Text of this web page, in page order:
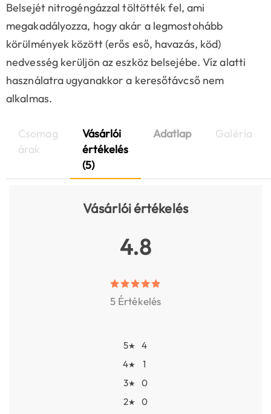
Belsejét nitrogéngázzal töltötték fel, ami
megakadályozza, hogy akár a legmostohább
körülmények között (erős eső, havazás, köd)
nedvesség kerüljön az eszköz belsejébe. Víz alatti
használatra ugyanakkor a keresőtávcső nem
alkalmas.
Csomag
árak
Vásárlói
értékelés
(5)
Adatlap Galéria
Vásárlói értékelés
4.8
5 Értékelés
5★
4
4★
1
3★
0
2★
0